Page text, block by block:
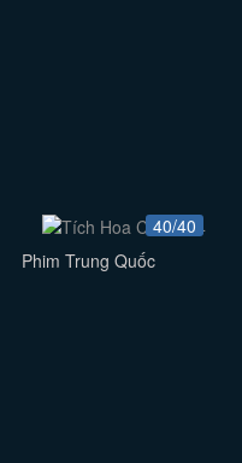
40/40
Phim Trung Quốc